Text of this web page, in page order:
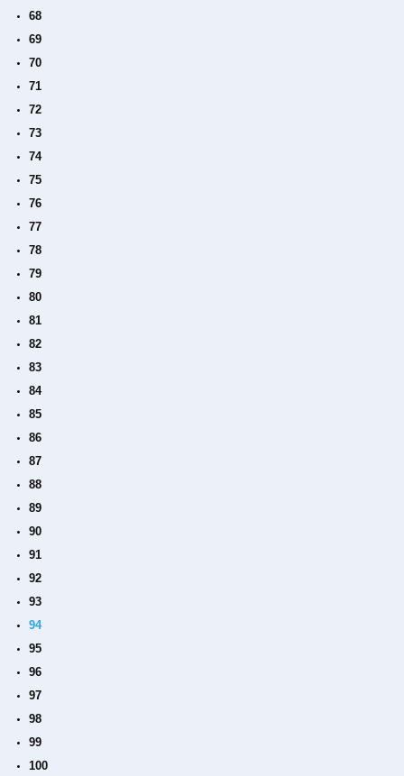
68
69
70
71
72
73
74
75
76
77
78
79
80
81
82
83
84
85
86
87
88
89
90
91
92
93
94
95
96
97
98
99
100